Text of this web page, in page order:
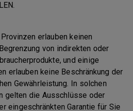
erlauben keinen
von indirekten oder
und einige
erlauben keine Beschränkung der
Gewährleistung. In solchen
gelten die Ausschlüsse oder
eingeschränkten Garantie für Sie